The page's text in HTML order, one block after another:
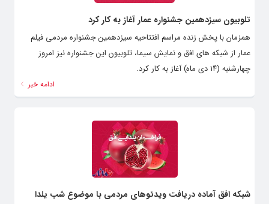
تلوبیون سیزدهمین جشنواره عمار آغاز به کار کرد
همزمان با پخش زنده مراسم افتتاحیه سیزدهمین جشنواره مردمی فیلم
عمار از شبکه های افق و نمایش سیما، تلوبیون این جشنواره نیز امروز
چهارشنبه (۱۴ دی ماه) آغاز به کار کرد.
ادامه خبر
شبکه افق آماده دریافت ویدئوهای مردمی با موضوع شب یلدا